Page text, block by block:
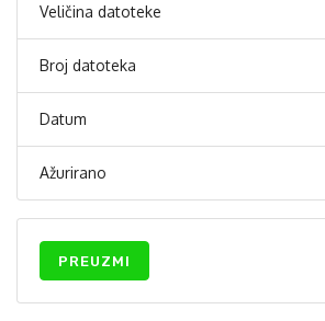
Veličina datoteke
Broj datoteka
Datum
Ažurirano
PREUZMI